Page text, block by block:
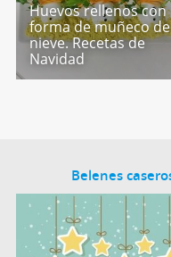
Huevos rellenos con
forma de muñeco de
nieve. Recetas de
Navidad
Belenes